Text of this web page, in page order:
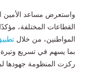
واستعرض مساعد الأمين
القطاعات المختلفة،
المواطنين، من خلال
بما يسهم في تسريع وتيرة
ركزت المنظومة جهودها